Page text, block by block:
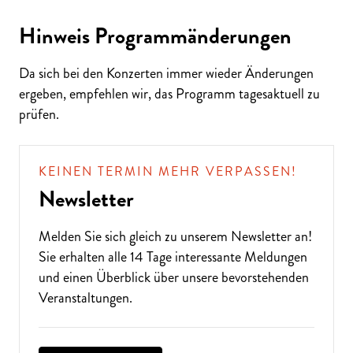
ALTE MUSIK BIS ZEITGENÖSSISCH
LIEBEN SIE DIE OPER?
Hinweis Programmänderungen
Da sich bei den Konzerten immer wieder Änderungen
ergeben, empfehlen wir, das Programm tagesaktuell zu
prüfen.
KEINEN TERMIN MEHR VERPASSEN!
Newsletter
Melden Sie sich gleich zu unserem Newsletteran!
Sie erhalten alle 14 Tage interessante Meldungen
und einen Überblick über unsere bevorstehenden
Veranstaltungen.